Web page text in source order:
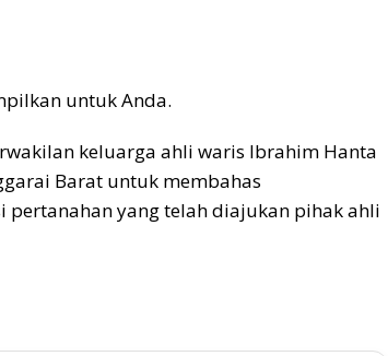
untuk Anda.
keluarga ahli waris Ibrahim Hanta
Barat untuk membahas
yang telah diajukan pihak ahli